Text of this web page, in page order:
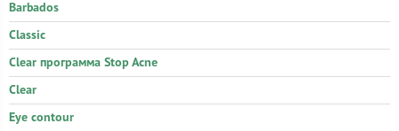
Barbados
Classic
Clear программа Stop Acne
Clear
Eye contour